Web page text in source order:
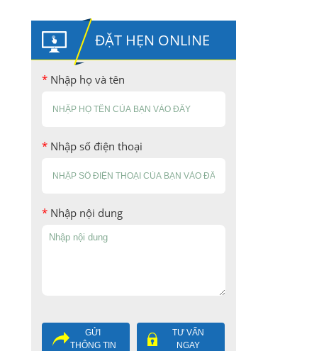
ĐẶT HẸN ONLINE
* Nhập họ và tên
* Nhập số điện thoại
* Nhập nội dung
GỬI
THÔNG TIN
TƯ VẤN
NGAY